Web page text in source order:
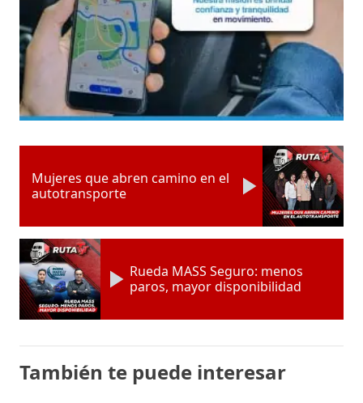
Mujeres que abren camino en el
autotransporte
Rueda MASS Seguro: menos
paros, mayor disponibilidad
También te puede interesar